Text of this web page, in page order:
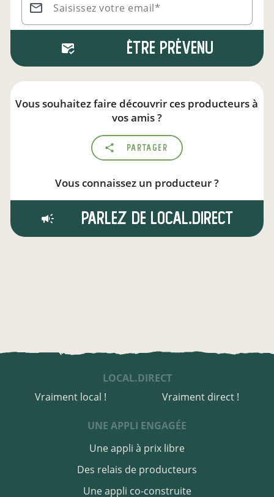
Saisissez votre email*
Être prévenu
Vous souhaitez faire découvrir ces producteurs à
vos amis ?
Partager
Vous connaissez un producteur ?
Parlez de local.direct
LOCAL.DIRECT
Vraiment local !
Vraiment direct !
UNE APPLI ENGAGÉE
Une appli à prix libre
Des relais de producteurs
Une appli co-construite